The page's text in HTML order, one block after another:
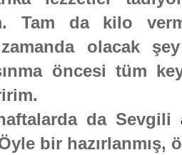
Tam da kilo
zamanda olacak
öncesi tüm
da Sevgili
bir hazırlanmış,